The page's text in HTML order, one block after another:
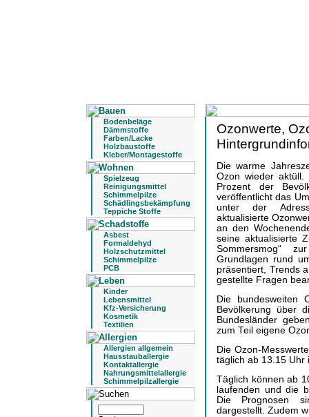
Bodenbeläge
Dämmstoffe
Farben/Lacke
Holzbaustoffe
Kleber/Montagestoffe
Spielzeug
Reinigungsmittel
Schimmelpilze
Schädlingsbekämpfung
Teppiche Stoffe
Asbest
Formaldehyd
Holzschutzmittel
Schimmelpilze
PCB
Kinder
Lebensmittel
Kfz-Versicherung
Kosmetik
Textilien
Allergien allgemein
Hausstauballergie
Kontaktallergie
Nahrungsmittelallergie
Schimmelpilzallergie
Ozonwerte,
Die warme
Ozon wieder
Prozent der
veröffentlicht das
unter der
aktualisierte
an den
seine aktualisierte
Sommersmog“
Grundlagen rund
präsentiert, Trends
gestellte Fragen
Die bundesweiten
Bevölkerung über
Bundesländer
zum Teil eigene
Die Ozon-
täglich ab 13.15 Uhr
Täglich können ab
laufenden und die
Die Prognosen
dargestellt. Zudem